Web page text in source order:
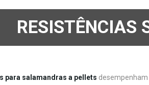
RESISTÊNCIAS
para salamandras a pellets